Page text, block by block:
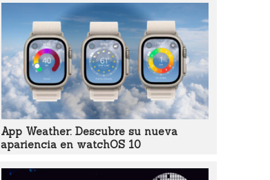
App Weather: Descubre su nueva
apariencia en watchOS 10